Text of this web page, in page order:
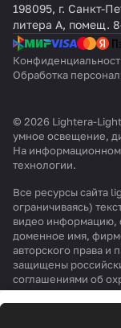
198095, г. Санкт-
литера А, помещ.
Обработка
© 2026 Lightera-Light
умное освещение,
На
технологии.
Все ресурсы сайта
ограничиваясь)
видео информацию,
доменное имя,
авторского права и
защищены
соглашениями об